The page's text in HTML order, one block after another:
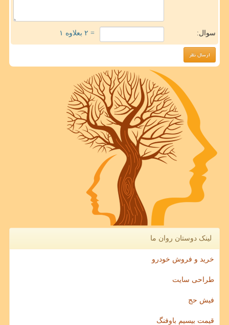
سوال: = ۲ بعلاوه ۱
لینک دوستان روان ما
خرید و فروش خودرو
طراحی سایت
فیش حج
قیمت بیسیم باوفنگ